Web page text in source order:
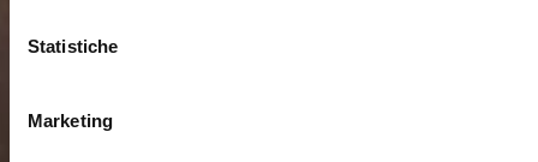
Statistiche
Marketing